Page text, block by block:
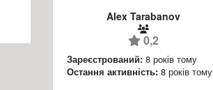
Alex Tarabanov
0,2
Зареєстрований: 8 років тому
Остання активність: 8 років тому